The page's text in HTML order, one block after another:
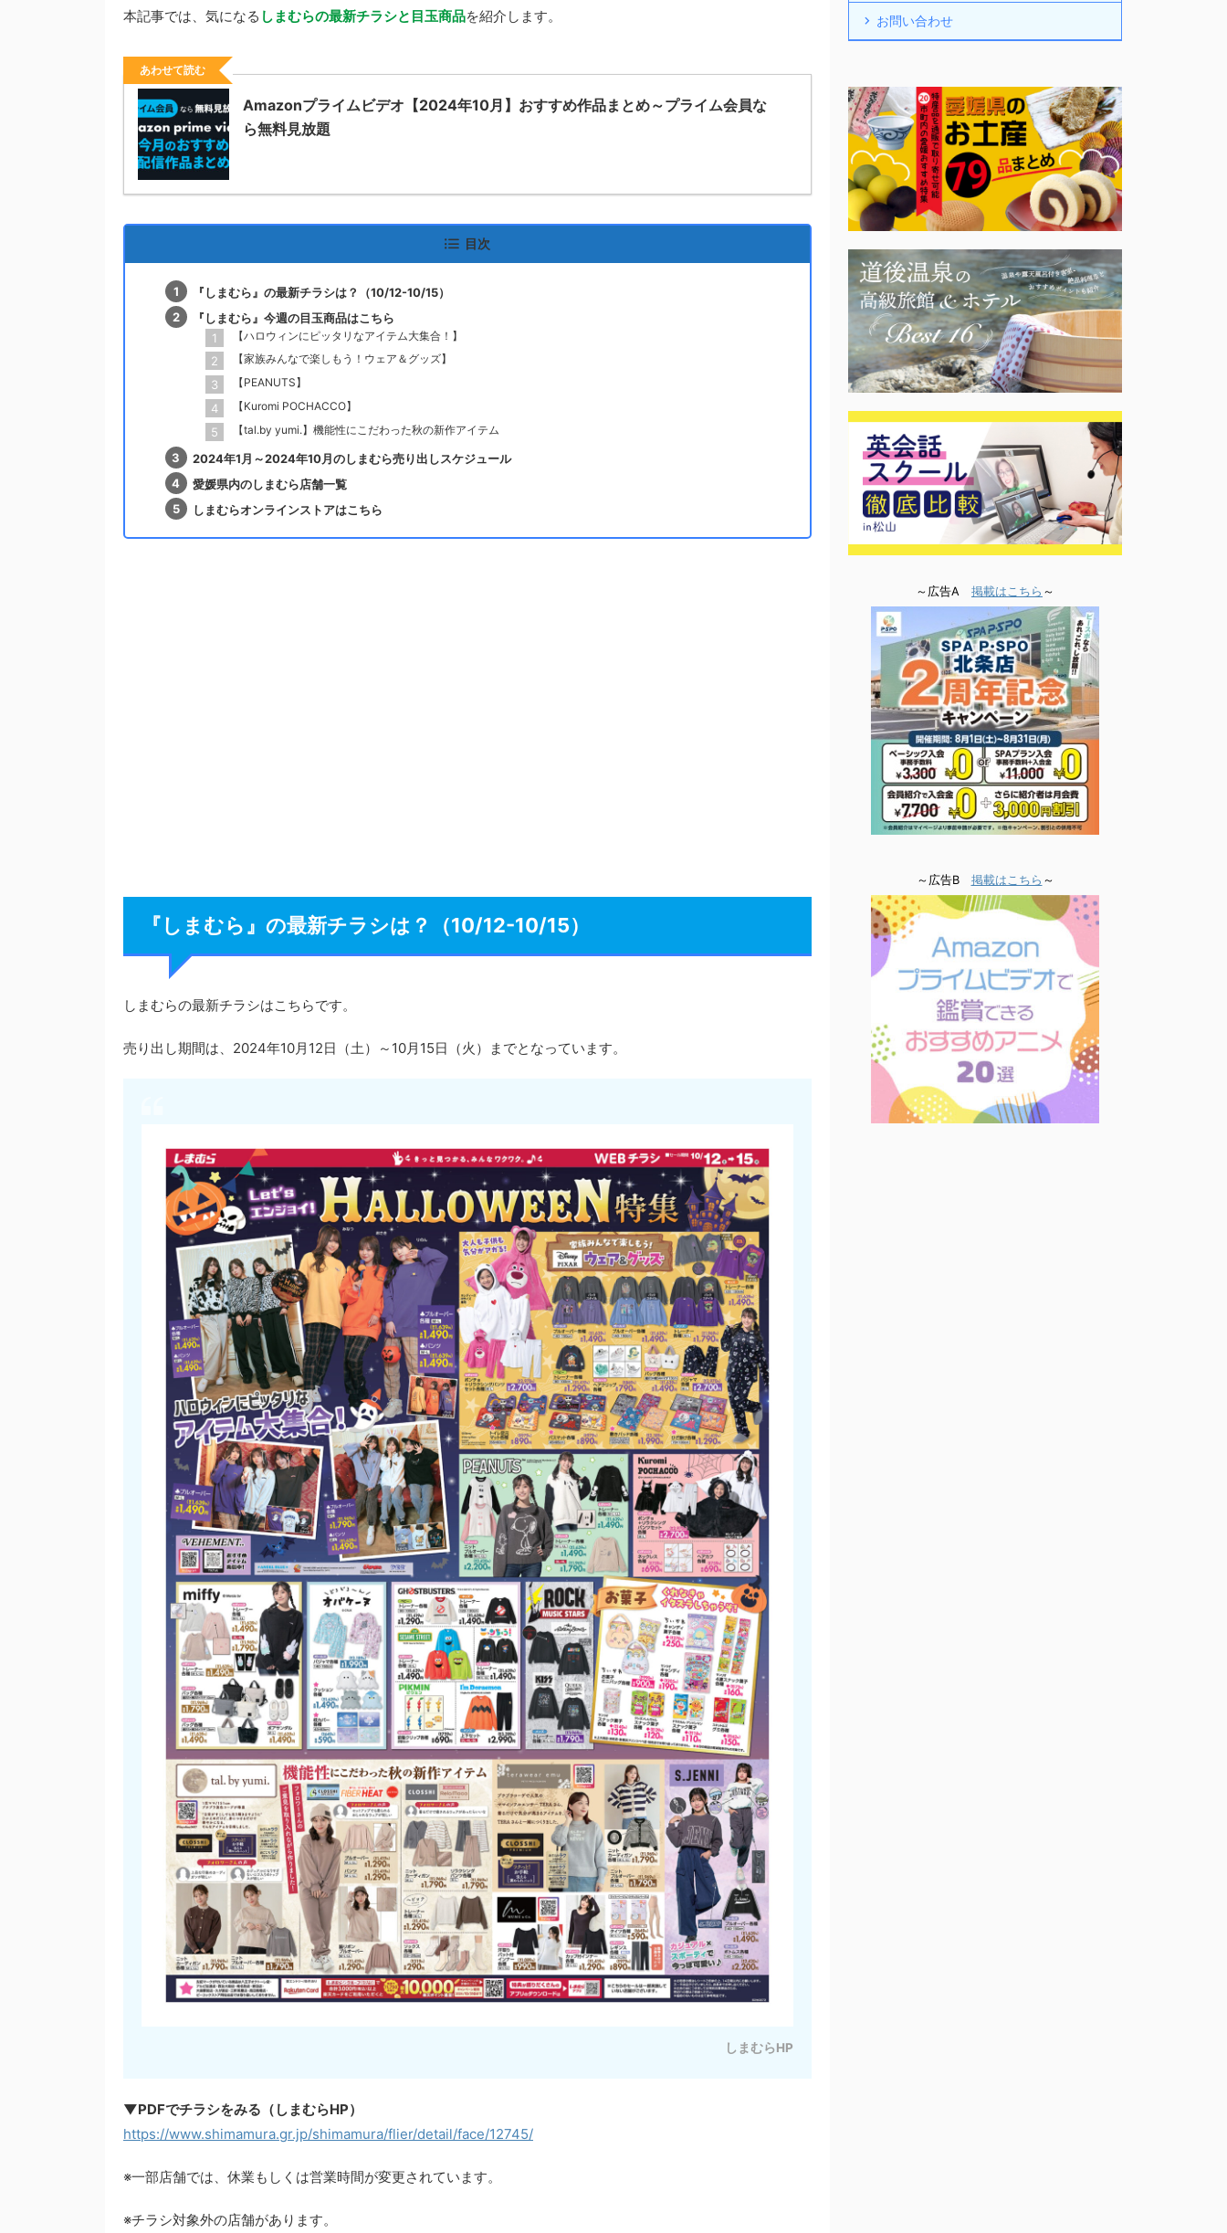
本記事では、気になる しまむらの最新チラシと目玉商品を紹介します。
あわせて読む
Amazonプライムビデオ【2024年10月】おすすめ作品まとめ～プライム会員な
ら無料見放題
目次
『しまむら』の最新チラシは？（10/12-10/15）
『しまむら』今週の目玉商品はこちら
【ハロウィンにピッタリなアイテム大集合！】
【家族みんなで楽しもう！ウェア＆グッズ】
【PEANUTS】
【Kuromi POCHACCO】
【tal.by yumi.】機能性にこだわった秋の新作アイテム
2024年1月～2024年10月のしまむら売り出しスケジュール
愛媛県内のしまむら店舗一覧
しまむらオンラインストアはこちら
『しまむら』の最新チラシは？（10/12-10/15）
しまむらの最新チラシはこちらです。
売り出し期間は、2024年10月12日（土）～10月15日（火）までとなっています。
しまむらHP
▼PDFでチラシをみる（しまむらHP）
https://www.shimamura.gr.jp/shimamura/flier/detail/face/12745/
※一部店舗では、休業もしくは営業時間が変更されています。
※チラシ対象外の店舗があります。
お問い合わせ
～広告A 掲載はこちら ～
～広告B 掲載はこちら ～